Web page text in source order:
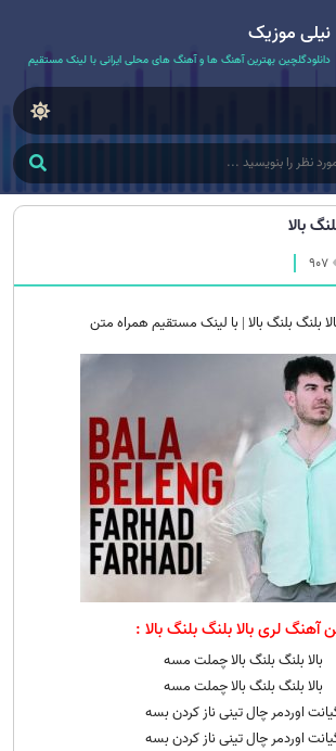
نیلی موزیک
دانلودگلچین بهترین آهنگ ها و آهنگ های محلی ایرانی با لینک مستقیم
بالا
907
بلنگ بلنگ بالا | با لینک مستقیم همراه متن
آهنگ لری بالا بلنگ بلنگ بالا :
بالا بلنگ بلنگ بالا چملت مسه
بالا بلنگ بلنگ بالا چملت مسه
اوردمر چال تینی ناز کردن بسه
اوردمر چال تینی ناز کردن بسه